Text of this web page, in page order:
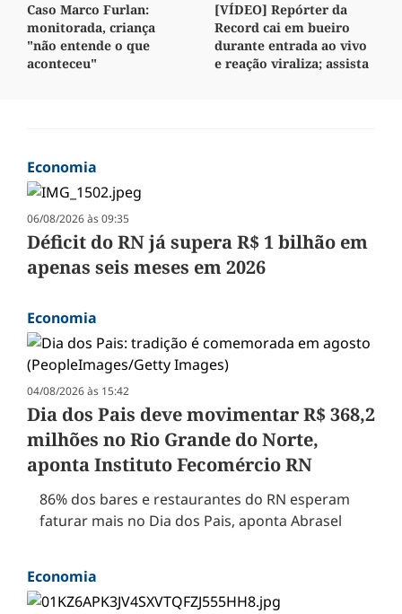
Caso Marco Furlan:
monitorada, criança
"não entende o que
aconteceu"
[VÍDEO] Repórter da
Record cai em bueiro
durante entrada ao vivo
e reação viraliza; assista
Economia
06/08/2026 às 09:35
Déficit do RN já supera R$ 1 bilhão em
apenas seis meses em 2026
Economia
04/08/2026 às 15:42
Dia dos Pais deve movimentar R$ 368,2
milhões no Rio Grande do Norte,
aponta Instituto Fecomércio RN
86% dos bares e restaurantes do RN esperam
faturar mais no Dia dos Pais, aponta Abrasel
Economia